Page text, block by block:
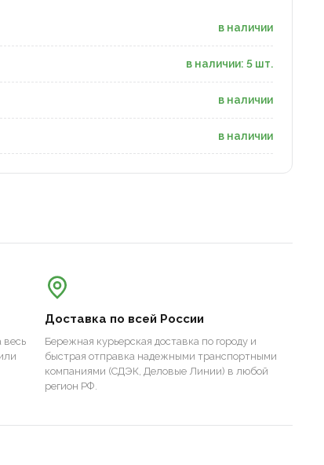
в наличии
в наличии: 5 шт.
в наличии
в наличии
весь
Доставка по всей России
Бережная курьерская доставка по городу и
быстрая отправка надежными транспортными
компаниями (СДЭК, Деловые Линии) в любой
регион РФ.